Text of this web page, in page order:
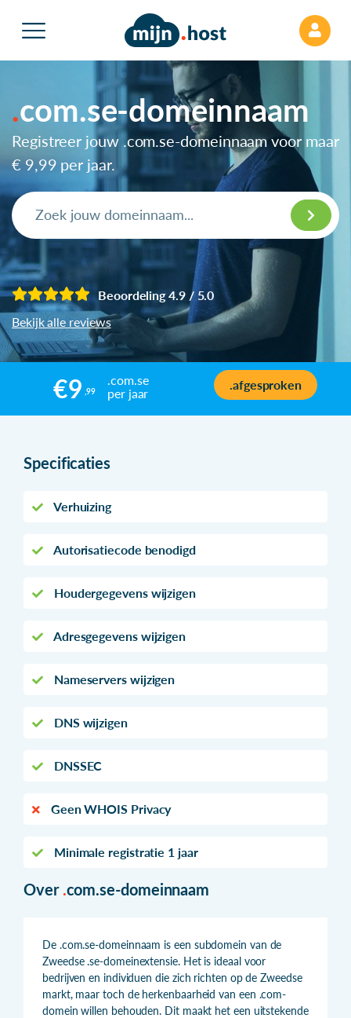
com.se-domeinnaam
Registreer jouw .com.se-domeinnaam voor maar
€ 9,99 per jaar.
Beoordeling 4.9 / 5.0
Bekijk alle reviews
€9 ,99
.com.se
per jaar
.afgesproken
Specificaties
Verhuizing
Autorisatiecode benodigd
Houdergegevens wijzigen
Adresgegevens wijzigen
Nameservers wijzigen
DNS wijzigen
DNSSEC
Geen WHOIS Privacy
Minimale registratie 1 jaar
Over .com.se-domeinnaam
De .com.se-domeinnaam is een subdomein van de
Zweedse .se-domeinextensie. Het is ideaal voor
bedrijven en individuen die zich richten op de Zweedse
markt, maar toch de herkenbaarheid van een .com-
domein willen behouden. Dit maakt het een uitstekende